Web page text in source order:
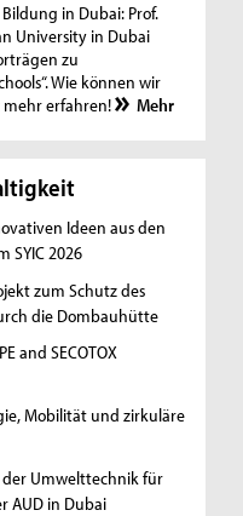
in Dubai: Prof.
University in Dubai
zu
Wie können wir
mehr erfahren!
Mehr
Ideen aus den
SYIC 2026
zum Schutz des
die Dombauhütte
and SECOTOX
Mobilität und zirkuläre
Umwelttechnik für
AUD in Dubai